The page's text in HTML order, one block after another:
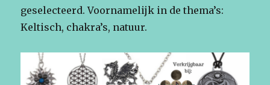
geselecteerd. Voornamelijk in de thema’s:
Keltisch, chakra’s, natuur.